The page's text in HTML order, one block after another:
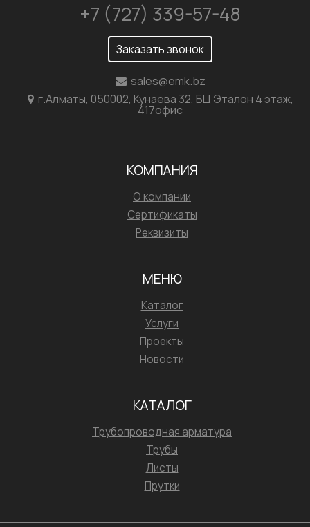
+7 (727) 339-57-48
Заказать звонок
sales@emk.bz
г.Алматы, 050002, Кунаева 32, БЦ Эталон 4 этаж,
417офис
КОМПАНИЯ
О компании
Сертификаты
Реквизиты
МЕНЮ
Каталог
Услуги
Проекты
Новости
КАТАЛОГ
Трубопроводная арматура
Трубы
Листы
Прутки